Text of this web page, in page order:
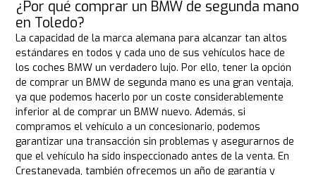
¿Por qué comprar un BMW de segunda mano
en Toledo?
La capacidad de la marca alemana para alcanzar tan altos
estándares en todos y cada uno de sus vehículos hace de
los coches BMW un verdadero lujo. Por ello, tener la opción
de comprar un BMW de segunda mano es una gran ventaja,
ya que podemos hacerlo por un coste considerablemente
inferior al de comprar un BMW nuevo. Además, si
compramos el vehículo a un concesionario, podemos
garantizar una transacción sin problemas y asegurarnos de
que el vehículo ha sido inspeccionado antes de la venta. En
Crestanevada, también ofrecemos un año de garantía y